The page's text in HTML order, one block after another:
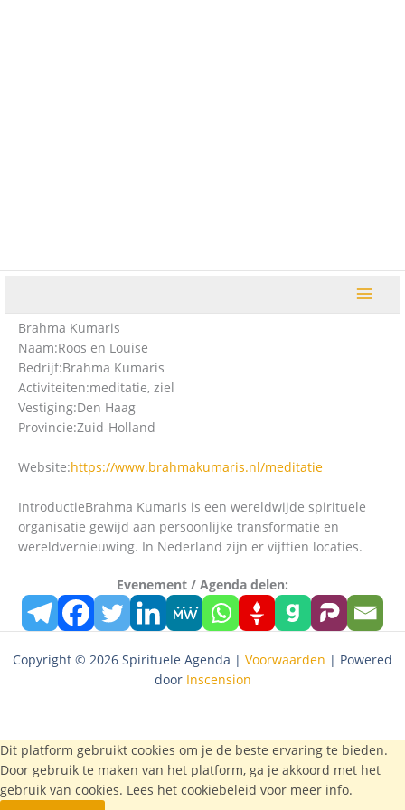
Brahma Kumaris
Naam:Roos en Louise
Bedrijf:Brahma Kumaris
Activiteiten:meditatie, ziel
Vestiging:Den Haag
Provincie:Zuid-Holland
Website:https://www.brahmakumaris.nl/meditatie
IntroductieBrahma Kumaris is een wereldwijde spirituele
organisatie gewijd aan persoonlijke transformatie en
wereldvernieuwing. In Nederland zijn er vijftien locaties.
Evenement / Agenda delen:
Copyright © 2026 Spirituele Agenda | Voorwaarden | Powered
door Inscension
Dit platform gebruikt cookies om je de beste ervaring te bieden.
Door gebruik te maken van het platform, ga je akkoord met het
gebruik van cookies. Lees het cookiebeleid voor meer info.